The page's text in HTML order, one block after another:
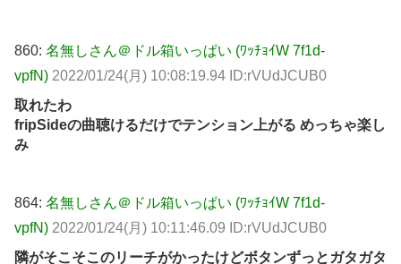
860: 名無しさん＠ドル箱いっぱい (ﾜｯﾁｮｲW 7f1d-
vpfN) 2022/01/24(月) 10:08:19.94 ID:rVUdJCUB0
取れたわ
fripSideの曲聴けるだけでテンション上がる めっちゃ楽し
み
864: 名無しさん＠ドル箱いっぱい (ﾜｯﾁｮｲW 7f1d-
vpfN) 2022/01/24(月) 10:11:46.09 ID:rVUdJCUB0
隣がそこそこのリーチがかったけどボタンずっとガタガタ